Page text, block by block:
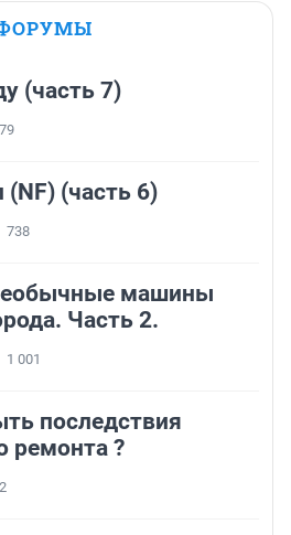
(часть 7)
(часть 6)
738
машины
Часть 2.
1 001
последствия
ремонта ?